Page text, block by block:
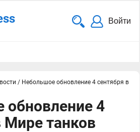
Войти
/ Небольшое обновление 4 сентября в
обновление 4
Мире танков